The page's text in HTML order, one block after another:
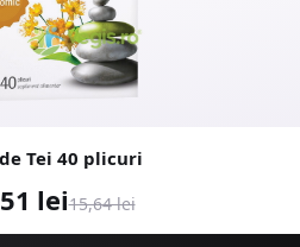
Tei 40 plicuri
lei15,64 lei